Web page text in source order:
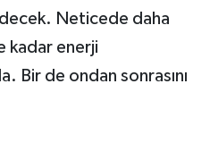
Neticede daha
kadar enerji
Bir de ondan sonrasını